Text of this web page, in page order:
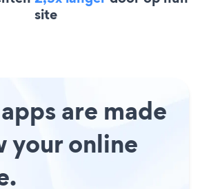
site
are made
your online